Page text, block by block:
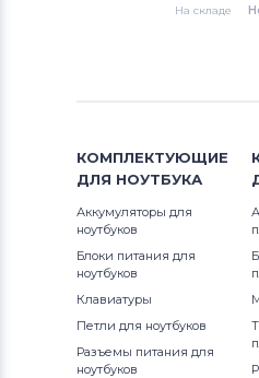
Вентиляторы
Вентиляторы
Вентиляторы
Вентиляторы
Вентиляторы
S Series
VR Series
VX Series
Wind Series
X-Slim Series
На складе
КОМПЛЕКТУЮЩИЕ
ДЛЯ НОУТБУКА
Аккумуляторы для
ноутбуков
Блоки питания для
ноутбуков
Клавиатуры
Петли для ноутбуков
Разъемы питания для
ноутбуков